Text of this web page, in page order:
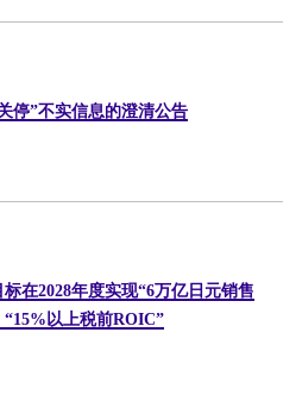
停”不实信息的澄清公告
在2028年度实现“6万亿日元销售
以上税前ROIC”